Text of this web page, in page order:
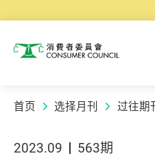
消费者委员会
首页 选择月刊 过往期
2023.09 563期